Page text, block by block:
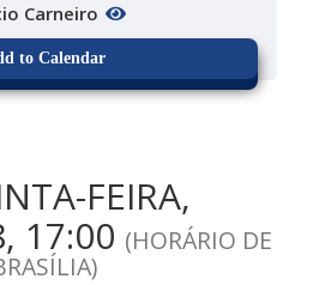
Carneiro
to Calendar
FEIRA,
17:00 (HORÁRIO DE